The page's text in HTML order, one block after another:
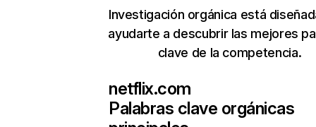
Investigación orgánica está
ayudarte a descubrir las mejores
clave de la competencia.
netflix.com
Palabras clave orgánicas